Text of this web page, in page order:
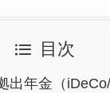
目次
出年金（